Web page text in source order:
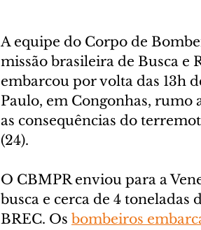
A equipe do Corpo de
missão brasileira de Busca e
embarcou por volta das 13h
Paulo, em Congonhas, rumo
as consequências do
(24).
O CBMPR enviou para a
busca e cerca de 4
BREC. Os bombeiros